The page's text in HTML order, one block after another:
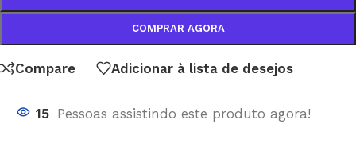
COMPRAR AGORA
Compare Adicionar à lista de desejos
15 Pessoas assistindo este produto agora!